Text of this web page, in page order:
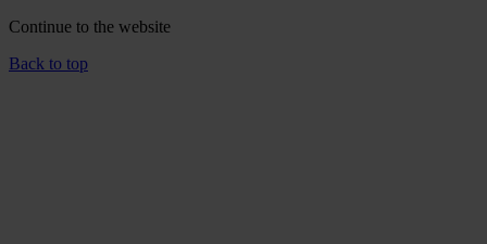
Continue to the website
Back to top